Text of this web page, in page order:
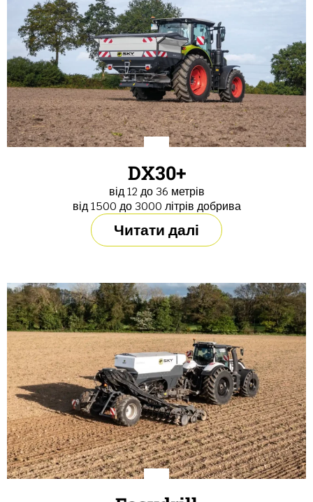
DX30+
від 12 до 36 метрів
від 1500 до 3000 літрів добрива
Читати далі